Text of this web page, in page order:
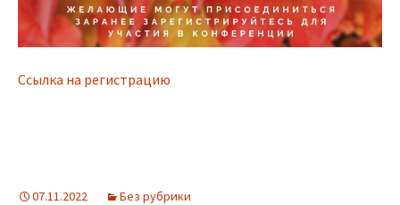
Ссылка на регистрацию
07.11.2022 Без рубрики